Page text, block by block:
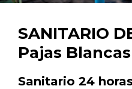
SANITARIO
Pajas Blancas
Sanitario 24